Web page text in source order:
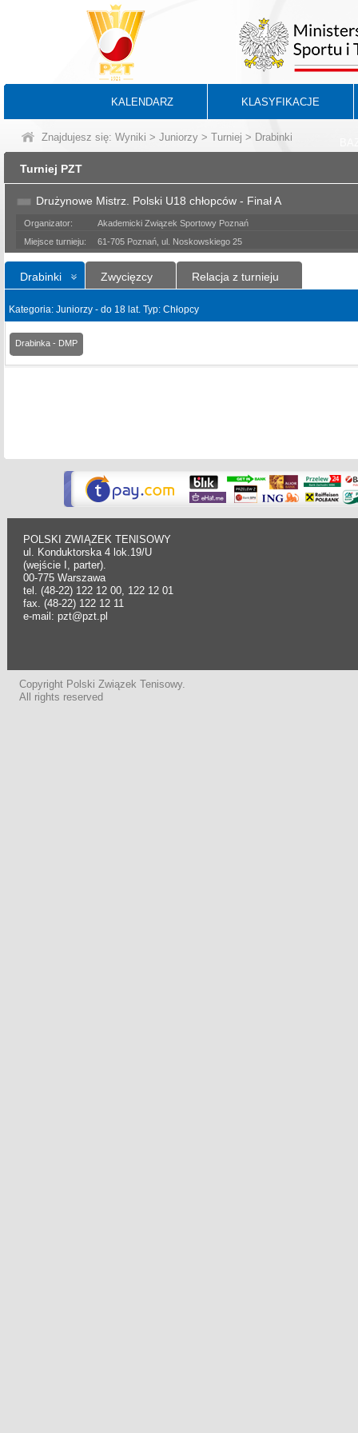
KALENDARZ KLASYFIKACJE
Znajdujesz się: Wyniki > Juniorzy > Turniej > Drabinki
Turniej PZT
Drużynowe Mistrz. Polski U18 chłopców - Finał A
Organizator:
Akademicki Związek Sportowy Poznań
Miejsce turnieju:
61-705 Poznań, ul. Noskowskiego 25
Drabinki Zwycięzcy Relacja z turnieju
Kategoria: Juniorzy - do 18 lat. Typ: Chłopcy
Drabinka - DMP
POLSKI ZWIĄZEK TENISOWY
ul. Konduktorska 4 lok.19/U
(wejście I, parter).
00-775 Warszawa
tel. (48-22) 122 12 00, 122 12 01
fax. (48-22) 122 12 11
e-mail: pzt@pzt.pl
Copyright Polski Związek Tenisowy.
All rights reserved